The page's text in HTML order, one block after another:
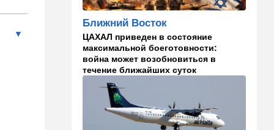
палестинскими строят
"новую модель ООН"
14:55 Израиль
В Израиле опасаются атак
дронов изнутри страны
В мире
WSJ: загнанный в угол Путин
может испытать НАТО на
Ближний Восток
ЦАХАЛ приведен в состояние
максимальной боеготовности:
война может возобновиться в
течение ближайших суток